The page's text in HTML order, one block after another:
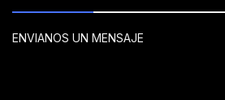
ENVIANOS UN MENSAJE